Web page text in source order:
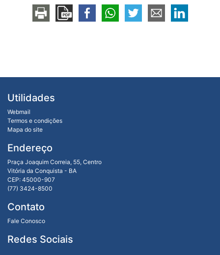
Utilidades
Webmail
Termos e condições
Mapa do site
Endereço
Praça Joaquim Correia, 55, Centro
Vitória da Conquista - BA
CEP: 45000-907
(77) 3424-8500
Contato
Fale Conosco
Redes Sociais